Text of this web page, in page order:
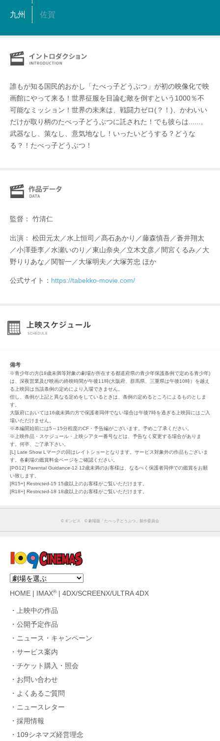
九州 佐賀
誰もが知る国⺠的おかし「たべっ子どうぶつ」が初の映像化で映
画館にやって来る！世界征服を目論む敵を倒すという1000％不
可能なミッション！世界の未来は、戦闘力ゼロ(？！)、かわいい
だけが取り柄のたべっ子どうぶつに託された！でも彼らは......。
武器なし、策なし、意気地なし！いったいどうする？どうな
る？！たべっ子どうぶつ！
監督： 竹清仁
出演： 松田元太／水上恒司／髙石あかり／藤森慎吾／蒼井翔太
／小澤亜李／水瀬いのり／東山奈央／立木文彦／間宮くるみ／大
野りりあな／関智一／大塚明夫／大塚芳忠 ほか
公式サイト： https://tabekko-movie.com/
備考
※青少年の方(18歳未満等対象の劇場が所在する都道府県の青少年保護条例で定める青少年)
は、深夜営業及び映画の終映時間が午後11時(大阪府、群馬県、三重県は午後10時）を越え
る上映回は当該条例の定めにより入場できません。
但し、条例が上記と異なる定めをしているときは、条例の定めるところによるものとしま
す。
大阪府においては16歳未満の方で保護者同伴でない場合は午後7時を過ぎる上映回にはご入
場いただけません。
※本編開始前には5～15分程度のCF・予告編がございます。予めご了承ください。
※上映作品・スケジュール・上映シアター番号などは、予告なく変更する場合がありま
す。何卒、ご了承下さい。
[L] Late Show Lマークの回はレイトショーとなります。サービス対象外の作品もございま
す。各劇場の鑑賞料金ページをご確認ください。
[PG12] Parental Guidance-12 12歳未満のお客様は、なるべく保護者同伴での鑑賞をお願
い致します。
[R15+] Restricted-15 15歳以上のお客様がご覧いただけます。
[R18+] Restricted-18 18歳以上のお客様がご覧いただけます。
©︎ ギンビス ©︎ 劇場版「たべっ子どうぶつ」製作委員会
HOME IMAX®| 4DX/SCREENX/ULTRA 4DX
上映中の作品
公開予定作品
ニュース・キャンペーン
サービス案内
チケット購入・照会
お問い合わせ
よくあるご質問
ニュースレター
採用情報
109シネマズ経営理念